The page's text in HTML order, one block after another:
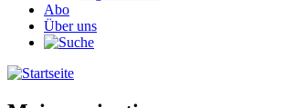
Abo
Über uns